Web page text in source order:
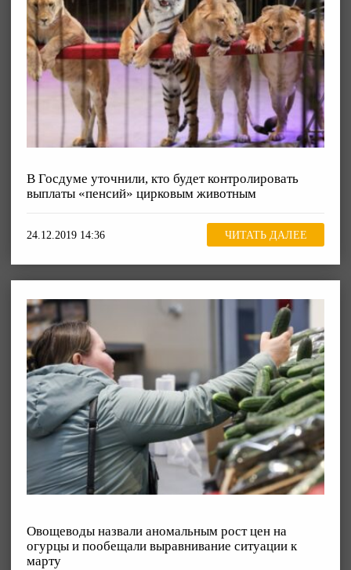
В Госдуме уточнили, кто будет контролировать
выплаты «пенсий» цирковым животным
24.12.2019 14:36 ЧИТАТЬ ДАЛЕЕ
Овощеводы назвали аномальным рост цен на
огурцы и пообещали выравнивание ситуации к
марту